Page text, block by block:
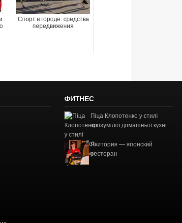
Спорт в городе: средства
передвижения
ФИТНЕС
Піца Клопотенко у стилі
зрозумілої домашньої кухні
Якитория — японский
ресторан